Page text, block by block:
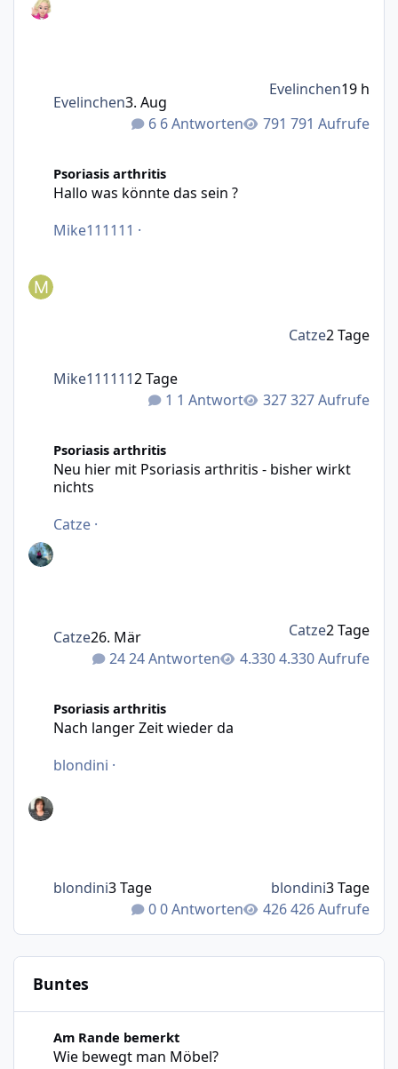
6 Antworten 791 Aufrufe
Evelinchen3. Aug
Evelinchen19 h
Psoriasis arthritis
Hallo was könnte das sein ?
Mike111111 ·
1 Antwort 327 Aufrufe
Mike1111112 Tage
Catze2 Tage
Psoriasis arthritis
Neu hier mit Psoriasis arthritis - bisher wirkt
nichts
Catze ·
24 Antworten 4.330 Aufrufe
Catze26. Mär Catze2 Tage
Psoriasis arthritis
Nach langer Zeit wieder da
blondini ·
0 Antworten 426 Aufrufe
blondini3 Tage blondini3 Tage
Buntes
Am Rande bemerkt
Wie bewegt man Möbel?